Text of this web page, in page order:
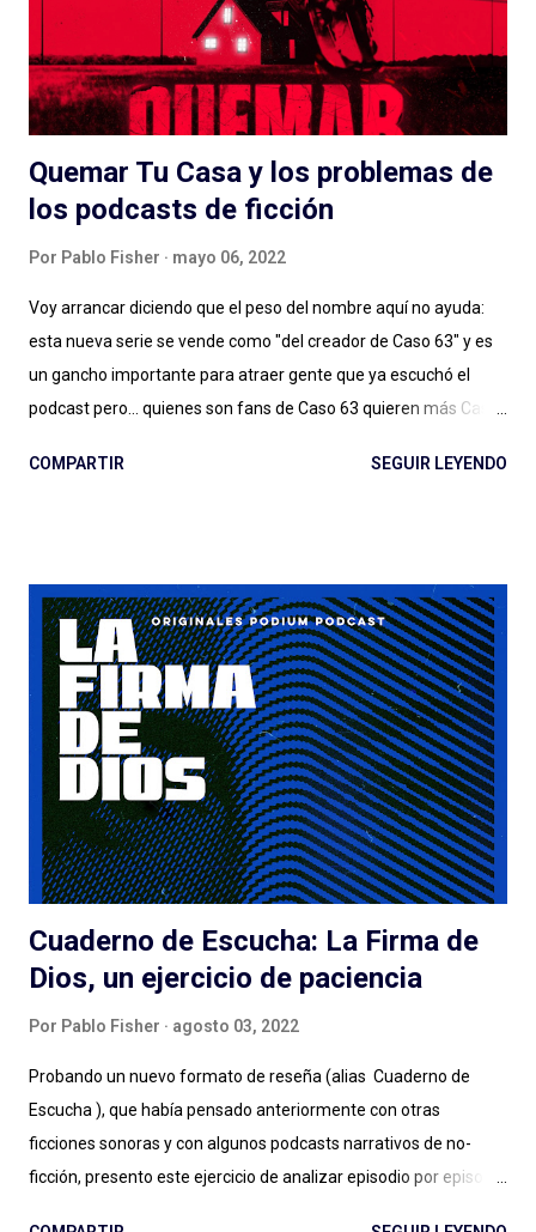
Quemar Tu Casa y los problemas de
los podcasts de ficción
Por Pablo Fisher mayo 06, 2022
Voy arrancar diciendo que el peso del nombre aquí no ayuda:
esta nueva serie se vende como "del creador de Caso 63" y es
un gancho importante para atraer gente que ya escuchó el
podcast pero... quienes son fans de Caso 63 quieren más Caso
ese lugar en el que vamos a seguir a creadores de podcasts de
tener o no éxito con las audiencias (después debatamos qué es
el éxito para un podcast de ficción) a pesar de/gracias a los
esfuerzos de Spotify: el lanzamiento, la presencia en la
aplicación, la muy atractiva portada, el genial título pueden ser
suficientes o no para disparar montones de escuchas iniciales
de una serie que... tarda en arrancar. La pasé bien escuchando
los episodios entre el tercero/cuarto y el octavo/noveno pero
e...
COMPARTIR SEGUIR LEYENDO
Cuaderno de Escucha: La Firma de
Dios, un ejercicio de paciencia
Por Pablo Fisher agosto 03, 2022
Probando un nuevo formato de reseña (alias Cuaderno de
Escucha ), que había pensado anteriormente con otras
ficciones sonoras y con algunos podcasts narrativos de no-
ficción, presento este ejercicio de analizar episodio por episodio